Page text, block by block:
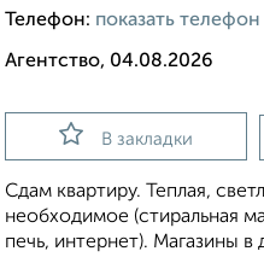
Телефон: показать телефон
Агентство, 04.08.2026
В закладки
Сдам квартиру. Теплая,
необходимое (стиральная
печь, интернет). Магазины